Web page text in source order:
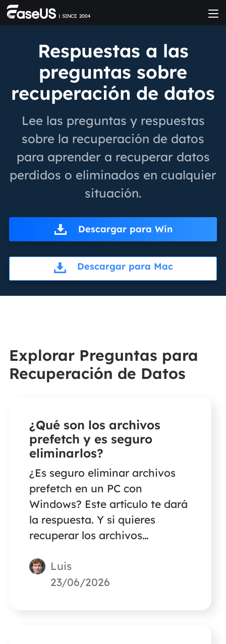
Respuestas a las
preguntas sobre
recuperación de datos
Lee las preguntas y respuestas
sobre la recuperación de datos
para aprender a recuperar datos
perdidos o eliminados en cualquier
situación.
Descargar para Win
Descargar para Mac
Explorar Preguntas para
Recuperación de Datos
¿Qué son los archivos
prefetch y es seguro
eliminarlos?
¿Es seguro eliminar archivos
prefetch en un PC con
Windows? Este artículo te dará
la respuesta. Y si quieres
recuperar los archivos
en tu PC con Windows, sigue
leyendo.
Luis
23/06/2026